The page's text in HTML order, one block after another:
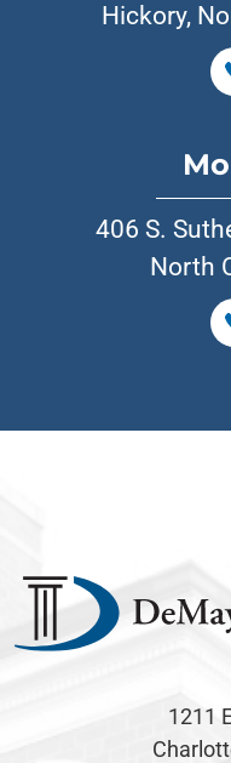
Hickory,
406 S.
North
1211